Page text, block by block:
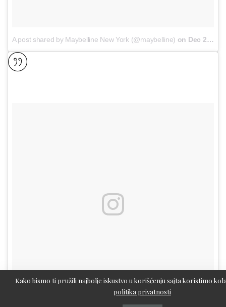
A post shared by Maybelline New York (@maybelline) on Dec 22, 2016 at 3:31am PST
Kako bismo ti pružili najbolje iskustvo u korišćenju sajta koristimo
politika privatnosti